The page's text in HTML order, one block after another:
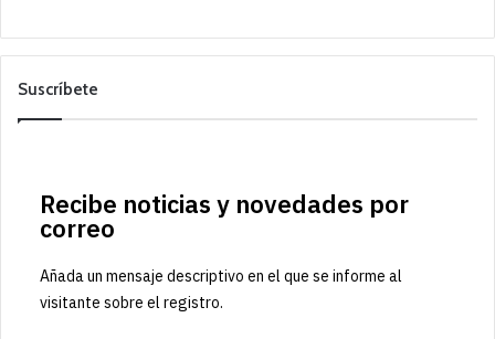
Suscríbete
Recibe noticias y novedades por
correo
Añada un mensaje descriptivo en el que se informe al
visitante sobre el registro.